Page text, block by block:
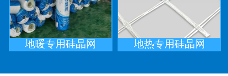
地暖专用硅晶网 地热专用硅晶网